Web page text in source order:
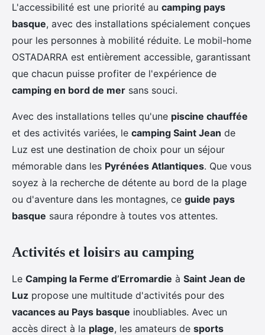
L'accessibilité est une priorité au camping pays
basque, avec des installations spécialement conçues
pour les personnes à mobilité réduite. Le mobil-home
OSTADARRA est entièrement accessible, garantissant
que chacun puisse profiter de l'expérience de
camping en bord de mer sans souci.
Avec des installations telles qu'une piscine chauffée
et des activités variées, le camping Saint Jean de
Luz est une destination de choix pour un séjour
mémorable dans les Pyrénées Atlantiques. Que vous
soyez à la recherche de détente au bord de la plage
ou d'aventure dans les montagnes, ce guide pays
basque saura répondre à toutes vos attentes.
Activités et loisirs au camping
Le Camping la Ferme d’Erromardie à Saint Jean de
Luz propose une multitude d'activités pour des
vacances au Pays basque inoubliables. Avec un
accès direct à la plage, les amateurs de sports